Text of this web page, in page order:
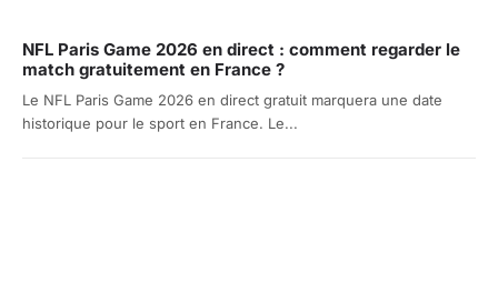
NFL Paris Game 2026 en direct : comment regarder le
match gratuitement en France ?
Le NFL Paris Game 2026 en direct gratuit marquera une date
historique pour le sport en France. Le...